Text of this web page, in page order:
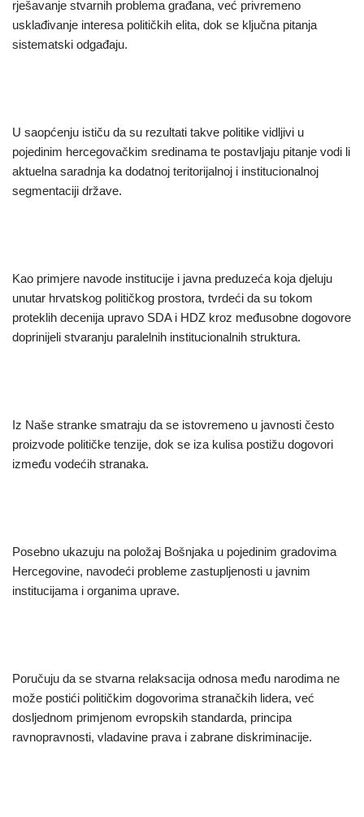
rješavanje stvarnih problema građana, već privremeno
usklađivanje interesa političkih elita, dok se ključna pitanja
sistematski odgađaju.
U saopćenju ističu da su rezultati takve politike vidljivi u
pojedinim hercegovačkim sredinama te postavljaju pitanje vodi li
aktuelna saradnja ka dodatnoj teritorijalnoj i institucionalnoj
segmentaciji države.
Kao primjere navode institucije i javna preduzeća koja djeluju
unutar hrvatskog političkog prostora, tvrdeći da su tokom
proteklih decenija upravo SDA i HDZ kroz međusobne dogovore
doprinijeli stvaranju paralelnih institucionalnih struktura.
Iz Naše stranke smatraju da se istovremeno u javnosti često
proizvode političke tenzije, dok se iza kulisa postižu dogovori
između vodećih stranaka.
Posebno ukazuju na položaj Bošnjaka u pojedinim gradovima
Hercegovine, navodeći probleme zastupljenosti u javnim
institucijama i organima uprave.
Poručuju da se stvarna relaksacija odnosa među narodima ne
može postići političkim dogovorima stranačkih lidera, već
dosljednom primjenom evropskih standarda, principa
ravnopravnosti, vladavine prava i zabrane diskriminacije.